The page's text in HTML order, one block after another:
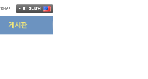
게시판